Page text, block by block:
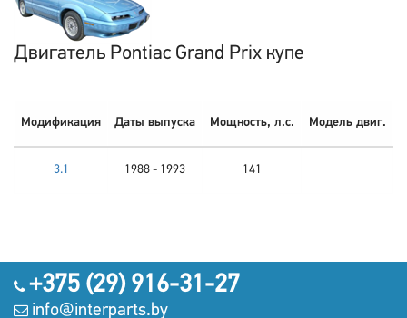
Двигатель Pontiac Grand Prix купе
Модификация Даты выпуска Мощность, л.с. Модель двиг.
3.1 1988 - 1993 141
+375 (29) 916-31-27
info@interparts.by